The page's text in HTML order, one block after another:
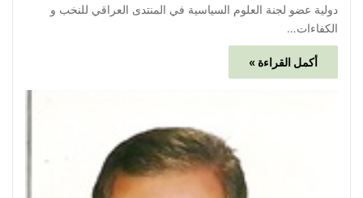
دولية عضو لجنة العلوم السياسية في المنتدى العراقي للنخب و
الكفاءات…
أكمل القراءة »